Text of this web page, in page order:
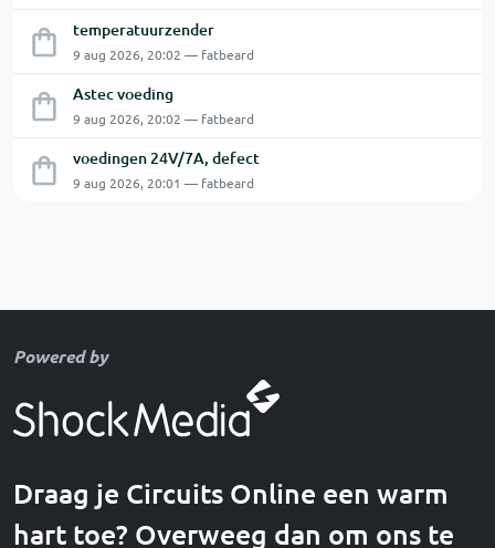
temperatuurzender
9 aug 2026, 20:02 — fatbeard
Astec voeding
9 aug 2026, 20:02 — fatbeard
voedingen 24V/7A, defect
9 aug 2026, 20:01 — fatbeard
Powered by
Draag je Circuits Online een warm
hart toe? Overweeg dan om ons te